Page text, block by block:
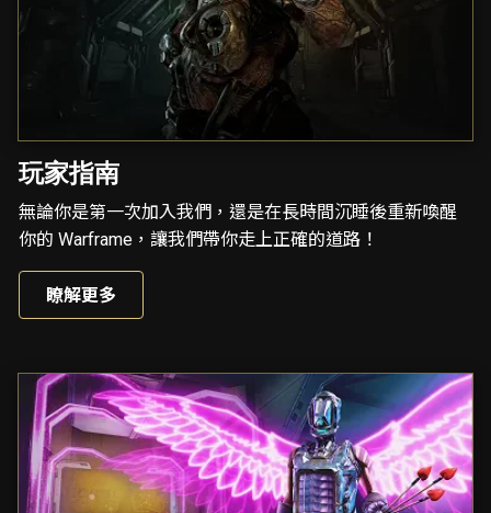
玩家指南
無論你是第一次加入我們，還是在長時間沉睡後重新喚醒
你的 Warframe，讓我們帶你走上正確的道路！
瞭解更多